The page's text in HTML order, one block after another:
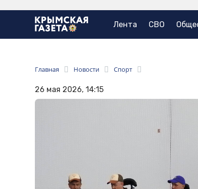
Лента СВО
Главная Новости Спорт
26 мая 2026, 14:15